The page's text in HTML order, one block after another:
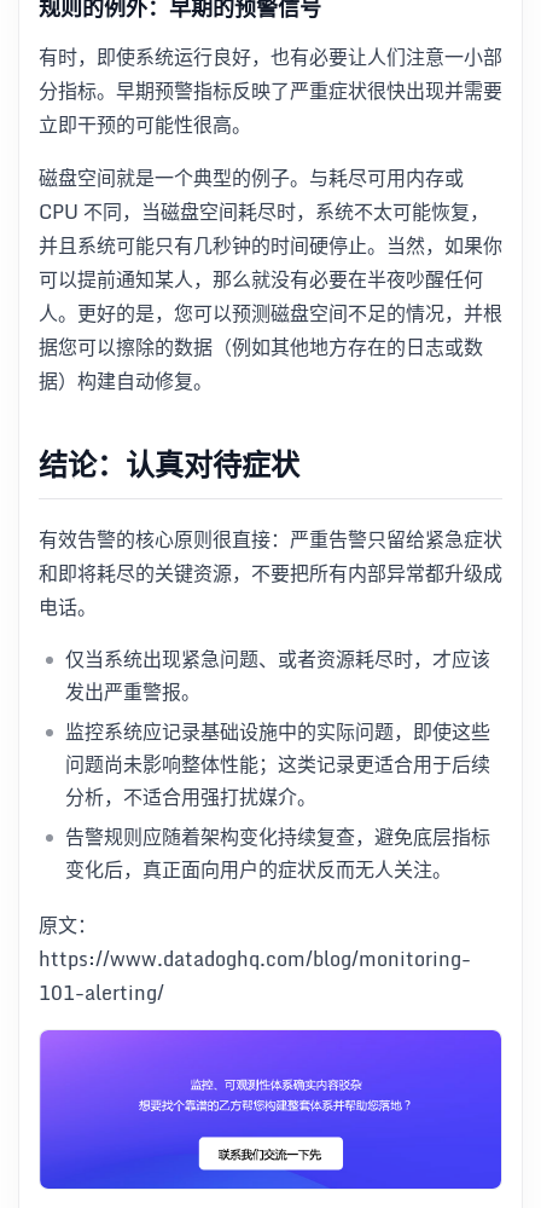
有时，即使系统运行良好，也有必要让人们注意一小部
分指标。早期预警指标反映了严重症状很快出现并需要
立即干预的可能性很高。
磁盘空间就是一个典型的例子。与耗尽可用内存或
CPU 不同，当磁盘空间耗尽时，系统不太可能恢复，
并且系统可能只有几秒钟的时间硬停止。当然，如果你
可以提前通知某人，那么就没有必要在半夜吵醒任何
人。更好的是，您可以预测磁盘空间不足的情况，并根
据您可以擦除的数据（例如其他地方存在的日志或数
据）构建自动修复。
结论：认真对待症状
有效告警的核心原则很直接：严重告警只留给紧急症状
和即将耗尽的关键资源，不要把所有内部异常都升级成
电话。
仅当系统出现紧急问题、或者资源耗尽时，才应该
发出严重警报。
监控系统应记录基础设施中的实际问题，即使这些
问题尚未影响整体性能；这类记录更适合用于后续
分析，不适合用强打扰媒介。
告警规则应随着架构变化持续复查，避免底层指标
变化后，真正面向用户的症状反而无人关注。
原文：
https://www.datadoghq.com/blog/monitoring-
101-alerting/